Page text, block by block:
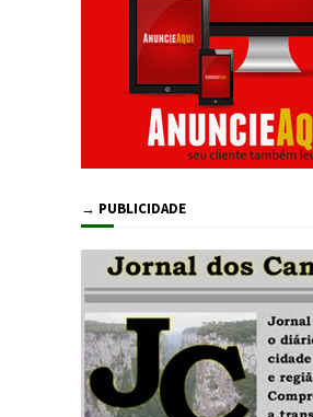
→ PUBLICIDADE